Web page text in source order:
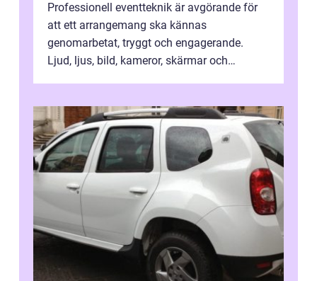
Professionell eventteknik är avgörande för
att ett arrangemang ska kännas
genomarbetat, tryggt och engagerande.
Ljud, ljus, bild, kameror, skärmar och